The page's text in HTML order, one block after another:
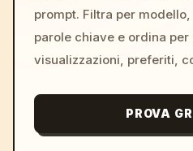
prompt. Filtra per
parole chiave e ordina per
visualizzazioni, preferiti,
PROVA